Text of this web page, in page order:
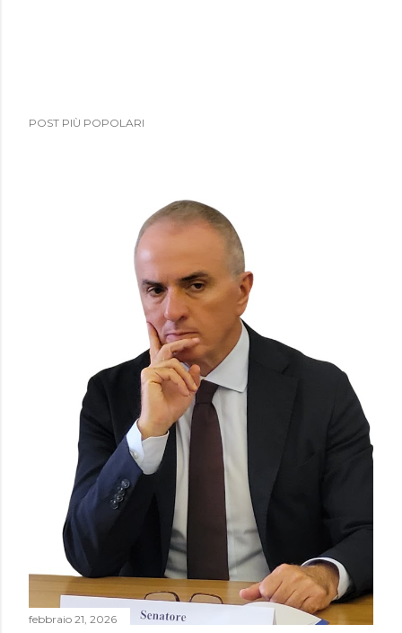
POST PIÙ POPOLARI
febbraio 21, 2026